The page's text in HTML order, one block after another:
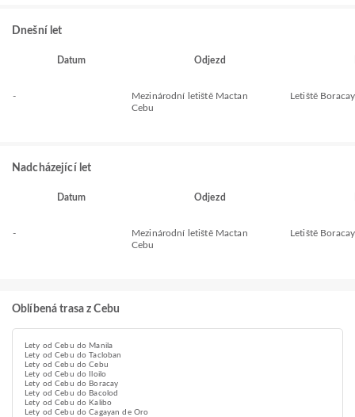
Dnešní let
Datum Odjezd
-
Mezinárodní letiště Mactan
Cebu
Letiště Boracay
Nadcházející let
Datum Odjezd
-
Mezinárodní letiště Mactan
Cebu
Letiště Boracay
Oblíbená trasa z Cebu
Lety od Cebu do Manila
Lety od Cebu do Tacloban
Lety od Cebu do Cebu
Lety od Cebu do Iloilo
Lety od Cebu do Boracay
Lety od Cebu do Bacolod
Lety od Cebu do Kalibo
Lety od Cebu do Cagayan de Oro